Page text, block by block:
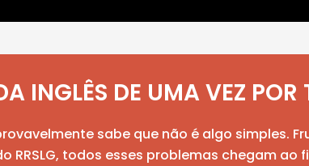
INGLÊS DE UMA VEZ POR
sabe que não é algo simples.
RRSLG, todos esses problemas chegam ao